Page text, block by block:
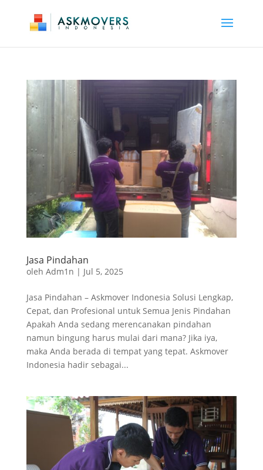
Jasa Pindahan
oleh Adm1n | Jul 5, 2025
Jasa Pindahan – Askmover Indonesia Solusi Lengkap,
Cepat, dan Profesional untuk Semua Jenis Pindahan
Apakah Anda sedang merencanakan pindahan
namun bingung harus mulai dari mana? Jika iya,
maka Anda berada di tempat yang tepat. Askmover
Indonesia hadir sebagai...